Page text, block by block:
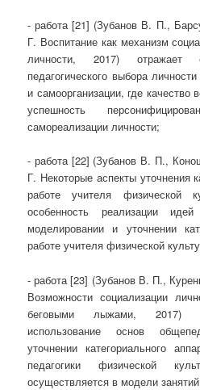
- работа [21] (Зубанов В. П.,
Г. Воспитание как механизм
личности, 2017) отражает
педагогического выбора
и самоорганизации, где качество
успешность
самореализации личности;
- работа [22] (Зубанов В. П.,
Г. Некоторые аспекты уточнения
работе учителя физической
особенность реализации
моделировании и уточнении
работе учителя физической
- работа [23] (Зубанов В. П.,
Возможности социализации
беговыми лыжами, 2017)
использование основ
уточнении категориального
педагогики физической
осуществляется в модели